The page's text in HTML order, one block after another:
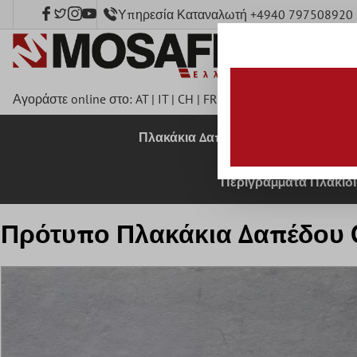
περιεχόμενο Υπηρεσία Καταναλωτή +4940 797508920
Αγοράστε online στο: AT| IT| CH | FR
Πλακάκια Δαπέδου
Περιγράμματα
Πρότυπο Πλακάκια Δαπέδου